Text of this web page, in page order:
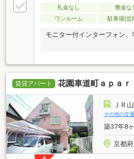
礼金なし 敷金な
ワンルーム
駐車場(近
モニター付インターフォン、
賃貸アパート 花園車道町ａｐａｒ
ＪＲ
その他の交通
築37年8
京都